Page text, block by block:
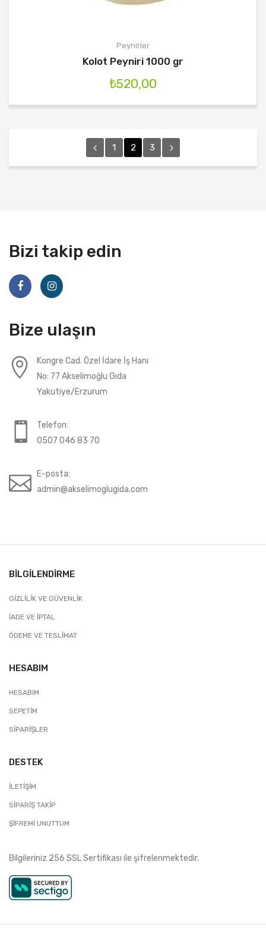
Peynirler
Kolot Peyniri 1000 gr
₺520,00
1 2 3
Bizi takip edin
Bize ulaşın
Kongre Cad. Özel İdare İş Hanı
No: 77 Akselimoğlu Gıda
Yakutiye/Erzurum
Telefon:
0507 046 83 70
E-posta:
admin@akselimoglugida.com
BILGILENDIRME
GIZLILIK VE GÜVENLIK
İADE VE İPTAL
ÖDEME VE TESLIMAT
HESABIM
HESABIM
SEPETIM
SIPARIŞLER
DESTEK
İLETIŞIM
SIPARIŞ TAKIP
ŞIFREMI UNUTTUM
Bilgileriniz 256 SSL Sertifikası ile şifrelenmektedir.